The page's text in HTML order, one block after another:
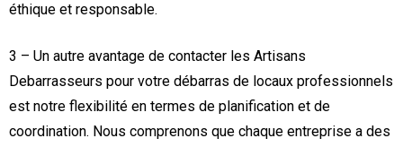
éthique et responsable.
3 – Un autre avantage de contacter les Artisans
Debarrasseurs pour votre débarras de locaux professionnels
est notre flexibilité en termes de planification et de
coordination. Nous comprenons que chaque entreprise a des